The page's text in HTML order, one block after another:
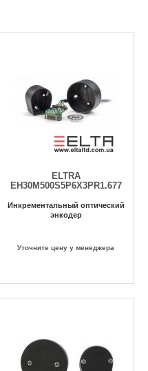
ELTRA
EH30M500S5P6X3PR1.677
Инкрементальный оптический
энкодер
Уточните цену у менеджера